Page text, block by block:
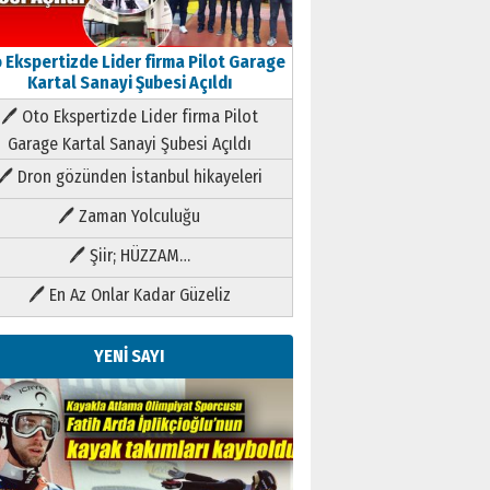
Ekspertizde Lider firma Pilot Garage
Kartal Sanayi Şubesi Açıldı
🖊 Oto Ekspertizde Lider firma Pilot
Garage Kartal Sanayi Şubesi Açıldı
Dron gözünden İstanbul hikayeleri
🖊 Zaman Yolculuğu
🖊 Şiir; HÜZZAM…
🖊 En Az Onlar Kadar Güzeliz
YENİ SAYI